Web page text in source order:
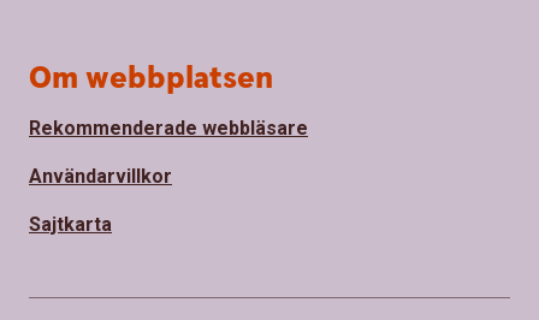
Om webbplatsen
Rekommenderade webbläsare
Användarvillkor
Sajtkarta